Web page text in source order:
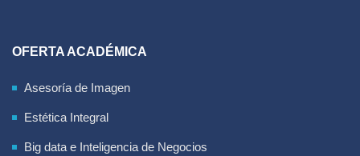
OFERTA ACADÉMICA
Asesoría de Imagen
Estética Integral
Big data e Inteligencia de Negocios